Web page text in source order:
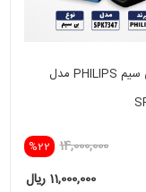
موس بی سیم PHILIPS مدل
%22 14,000,000
11,000,000 ریال